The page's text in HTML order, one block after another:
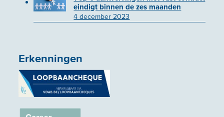
eindigt binnen de zes maanden
4 december 2023
Erkenningen